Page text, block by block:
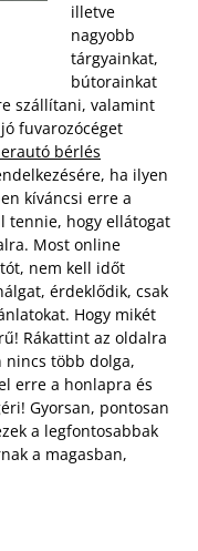
illetve
nagyobb
tárgyainkat,
bútorainkat
szállítani, valamint
fuvarozócéget
bérlés
ha ilyen
kíváncsi erre a
tennie, hogy ellátogat
Most online
nem kell időt
érdeklődik, csak
Hogy mikét
Rákattint az oldalra
nincs több dolga,
erre a honlapra és
Gyorsan, pontosan
a legfontosabbak
a magasban,